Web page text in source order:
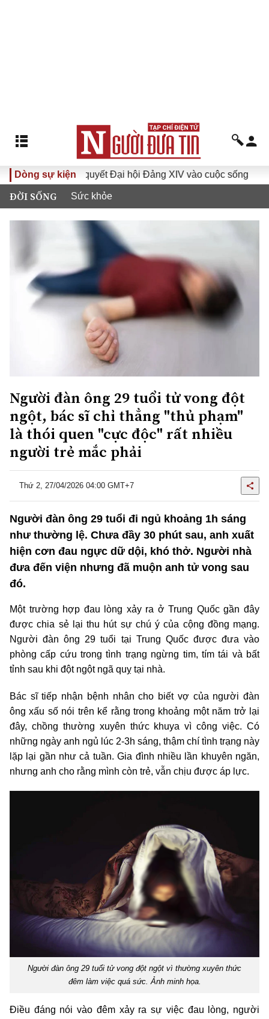
Dòng sự kiện
Đưa Nghị quyết Đại hội Đảng XIV vào cuộc sống Hướng
ĐỜI SỐNG Sức khỏe
Người đàn ông 29 tuổi tử vong đột
ngột, bác sĩ chỉ thẳng "thủ phạm"
là thói quen "cực độc" rất nhiều
người trẻ mắc phải
Thứ 2, 27/04/2026 04:00 GMT+7
Người đàn ông 29 tuổi đi ngủ khoảng 1h sáng
như thường lệ. Chưa đầy 30 phút sau, anh xuất
hiện cơn đau ngực dữ dội, khó thở. Người nhà
đưa đến viện nhưng đã muộn anh tử vong sau
đó.
Một trường hợp đau lòng xảy ra ở Trung Quốc gần đây
được chia sẻ lại thu hút sự chú ý của cộng đồng mạng.
Người đàn ông 29 tuổi tại Trung Quốc được đưa vào
phòng cấp cứu trong tình trạng ngừng tim, tím tái và bất
tỉnh sau khi đột ngột ngã quỵ tại nhà.
Bác sĩ tiếp nhận bệnh nhân cho biết vợ của người đàn
ông xấu số nói trên kể rằng trong khoảng một năm trở lại
đây, chồng thường xuyên thức khuya vì công việc. Có
những ngày anh ngủ lúc 2-3h sáng, thậm chí tình trạng này
lặp lại gần như cả tuần. Gia đình nhiều lần khuyên ngăn,
nhưng anh cho rằng mình còn trẻ, vẫn chịu được áp lực.
Người đàn ông 29 tuổi tử vong đột ngột vì thường xuyên thức
đêm làm việc quá sức. Ảnh minh họa.
Điều đáng nói vào đêm xảy ra sự việc đau lòng, người